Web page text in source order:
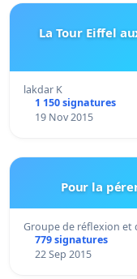
La Tour Eiffel
lakdar K
1 150 signatures
19 Nov 2015
Pour la
Groupe de réflexion et
779 signatures
22 Sep 2015